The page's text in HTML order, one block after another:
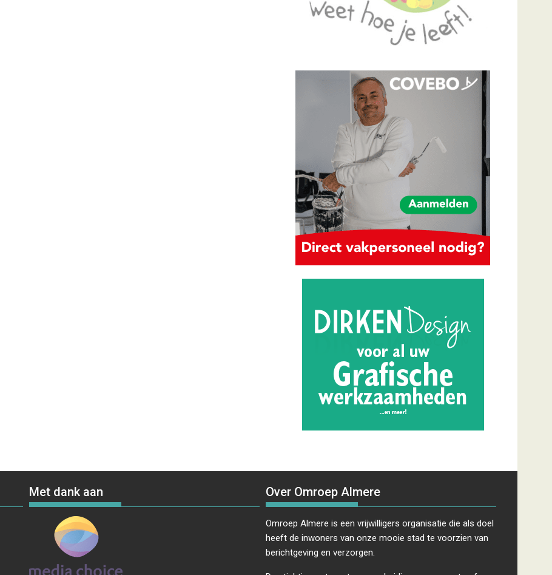
Met dank aan Over Omroep Almere
Omroep Almere is een vrijwilligers organisatie die als doel
heeft de inwoners van onze mooie stad te voorzien van
berichtgeving en verzorgen.